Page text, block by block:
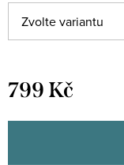
799 Kč
cena: